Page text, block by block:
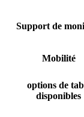
Support de
Mobilité
options de
disponibles